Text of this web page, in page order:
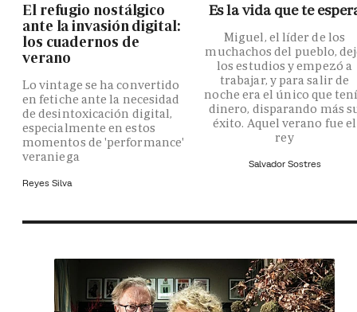
El refugio nostálgico
ante la invasión digital:
los cuadernos de
verano
Lo vintage se ha convertido
en fetiche ante la necesidad
de desintoxicación digital,
especialmente en estos
momentos de 'performance'
veraniega
Reyes Silva
Es la vida que te
Miguel, el líder de los
muchachos del pueblo,
los estudios y empezó a
trabajar, y para salir de
noche era el único que
dinero, disparando más
éxito. Aquel verano fue el
rey
Salvador Sostres